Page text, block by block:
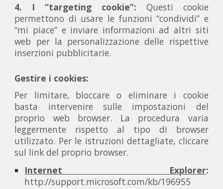
4. I “targeting cookie”: Questi cookie
permettono di usare le funzioni “condividi” e
“mi piace” e inviare informazioni ad altri siti
web per la personalizzazione delle rispettive
inserzioni pubblicitarie.
Gestire i cookies:
Per limitare, bloccare o eliminare i cookie
basta intervenire sulle impostazioni del
proprio web browser. La procedura varia
leggermente rispetto al tipo di browser
utilizzato. Per le istruzioni dettagliate, cliccare
sul link del proprio browser.
Internet Explorer:
http://support.microsoft.com/kb/196955